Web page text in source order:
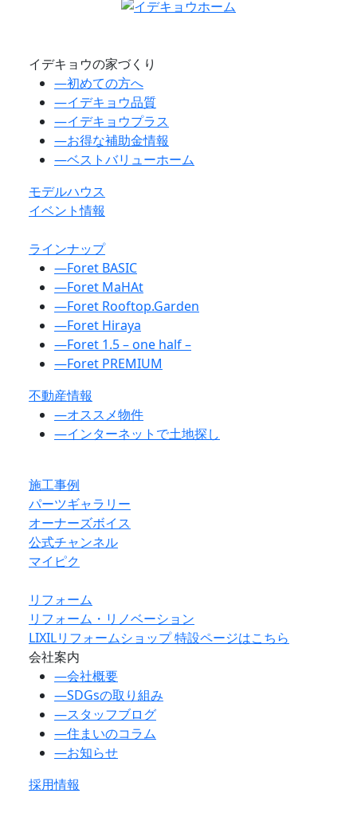
イデキョウの家づくり
―初めての方へ
―イデキョウ品質
―イデキョウプラス
―お得な補助金情報
―ベストバリューホーム
モデルハウス
イベント情報
ラインナップ
―Foret BASIC
―Foret MaHAt
―Foret Rooftop.Garden
―Foret Hiraya
―Foret 1.5 – one half –
―Foret PREMIUM
不動産情報
―オススメ物件
―インターネットで土地探し
施工事例
パーツギャラリー
オーナーズボイス
公式チャンネル
マイピク
リフォーム
リフォーム・リノベーション
LIXILリフォームショップ 特設ページはこちら
会社案内
―会社概要
―SDGsの取り組み
―スタッフブログ
―住まいのコラム
―お知らせ
採用情報